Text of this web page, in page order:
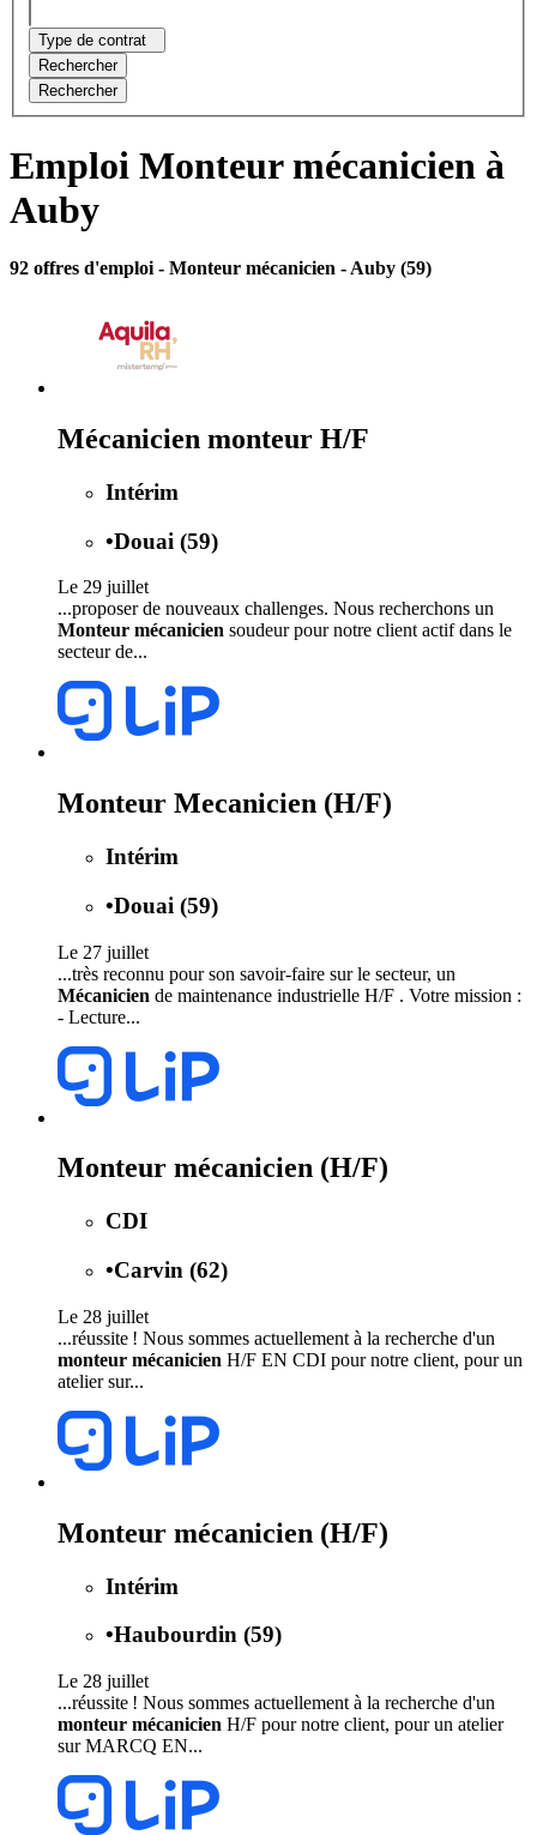
Type de contrat
Rechercher
Rechercher
Emploi Monteur mécanicien à
Auby
92 offres d'emploi - Monteur mécanicien - Auby (59)
Mécanicien monteur H/F
Intérim
•Douai (59)
Le 29 juillet
...proposer de nouveaux challenges. Nous recherchons un
Monteur mécanicien soudeur pour notre client actif dans le
secteur de...
Monteur Mecanicien (H/F)
Intérim
•Douai (59)
Le 27 juillet
...très reconnu pour son savoir-faire sur le secteur, un
Mécanicien de maintenance industrielle H/F . Votre mission :
- Lecture...
Monteur mécanicien (H/F)
CDI
•Carvin (62)
Le 28 juillet
...réussite ! Nous sommes actuellement à la recherche d'un
monteur mécanicien H/F EN CDI pour notre client, pour un
atelier sur...
Monteur mécanicien (H/F)
Intérim
•Haubourdin (59)
Le 28 juillet
...réussite ! Nous sommes actuellement à la recherche d'un
monteur mécanicien H/F pour notre client, pour un atelier
sur MARCQ EN...